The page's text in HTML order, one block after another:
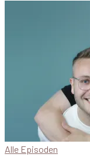
Alle Episoden